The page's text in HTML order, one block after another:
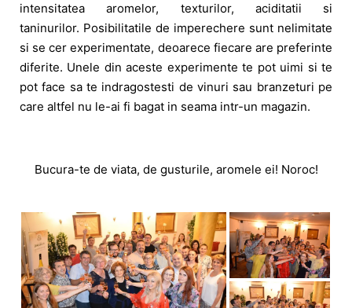
intensitatea aromelor, texturilor, aciditatii si
taninurilor. Posibilitatile de imperechere sunt nelimitate
si se cer experimentate, deoarece fiecare are preferinte
diferite. Unele din aceste experimente te pot uimi si te
pot face sa te indragostesti de vinuri sau branzeturi pe
care altfel nu le-ai fi bagat in seama intr-un magazin.
Bucura-te de viata, de gusturile, aromele ei! Noroc!